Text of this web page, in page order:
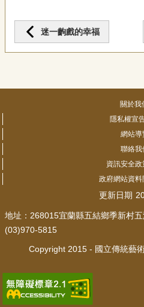
迷一齣戲的幸福
關於我
隱私權宣
網站導
聯絡我
資訊安全
政府網站資料
更新日期
地址：268015宜蘭縣五結鄉季新村
(03)970-5815
Copyright 2015 - 國立傳統藝